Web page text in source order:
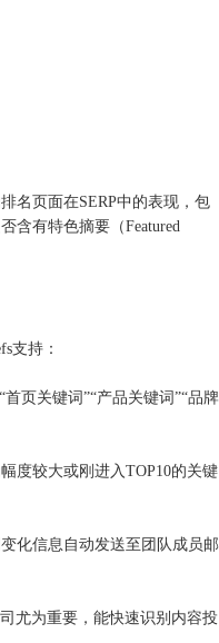
页面在SERP中的表现，包
含有特色摘要（Featured
支持：
页关键词”“产品关键词”“品牌
较大或刚进入TOP10的关键
信息自动发送至团队成员邮
为重要，能快速识别内容投